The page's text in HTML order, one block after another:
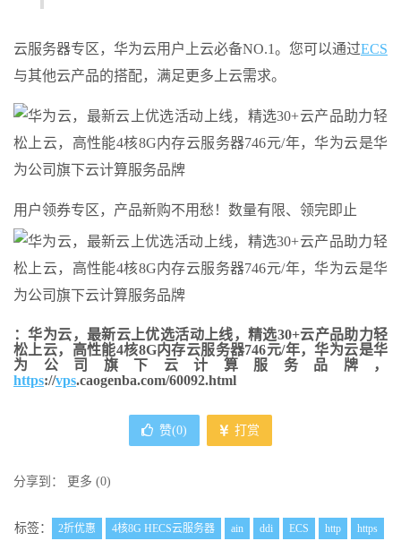
云服务器专区，华为云用户上云必备NO.1。您可以通过ECS
与其他云产品的搭配，满足更多上云需求。
用户领券专区，产品新购不用愁！数量有限、领完即止
：华为云，最新云上优选活动上线，精选30+云产品助力轻
松上云，高性能4核8G内存云服务器746元/年，华为云是华
为公司旗下云计算服务品牌，
https://vps.caogenba.com/60092.html
赞(0) 打赏
分享到： 更多 (0)
标签： 2折优惠 4核8G HECS云服务器 ain ddi ECS http
https